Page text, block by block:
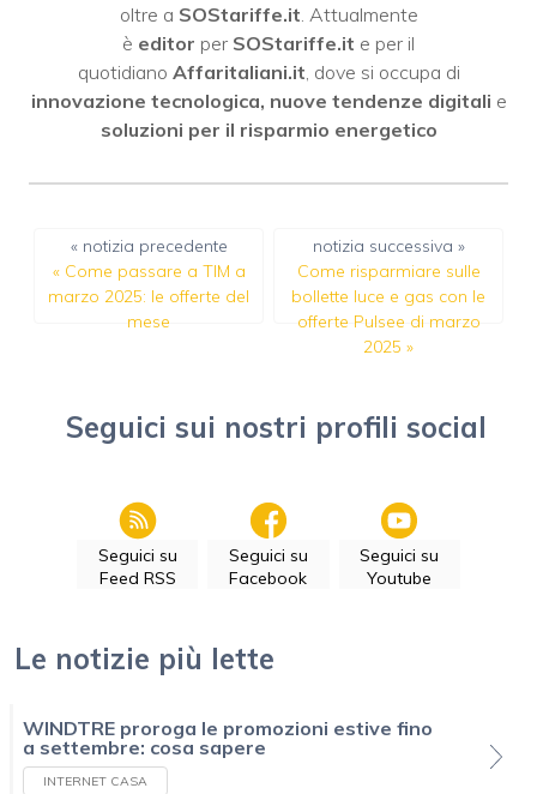
oltre a SOStariffe.it . Attualmente
è editor per SOStariffe.it e per il
quotidiano Affaritaliani.it , dove si occupa di
innovazione tecnologica, nuove tendenze digitali e
soluzioni per il risparmio energetico
« notizia precedente
« Come passare a TIM a
marzo 2025: le offerte del
mese
notizia successiva »
Come risparmiare sulle
bollette luce e gas con le
offerte Pulsee di marzo
2025 »
Seguici sui nostri profili social
Seguici su
Feed RSS
Seguici su
Facebook
Seguici su
Youtube
Le notizie più lette
WINDTRE proroga le promozioni estive fino
a settembre: cosa sapere
INTERNET CASA